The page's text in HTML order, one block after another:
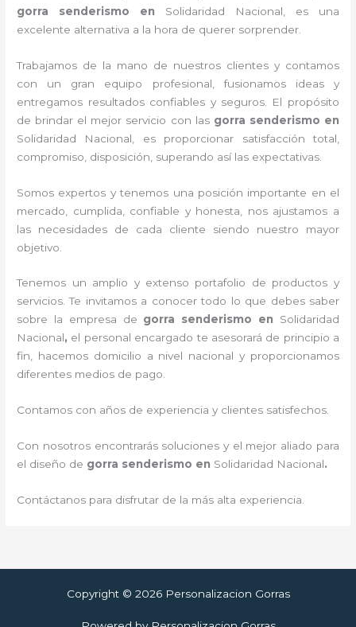
gorra senderismo en Solidaridad Nacional, es una
excelente alternativa a la hora de querer sorprender.
Trabajamos de la mano de nuestros clientes y contamos
con un gran equipo profesional, fusionamos ideas y
entregamos resultados confiables y seguros. El propósito
de brindar el mejor servicio con las gorra senderismo en
Solidaridad Nacional, es proporcionar satisfacción total,
compromiso, disposición, superando así las expectativas.
Somos expertos y tenemos una posición importante en el
mercado, cumplida, confiable y honesta, nos ajustamos a
las necesidades de cada cliente siendo nuestro mayor
objetivo.
Tenemos un amplio y extenso portafolio de productos y
servicios. Te invitamos a conocer todo lo que debes saber
sobre la empresa de gorra senderismo en Solidaridad
Nacional, el personal encargado te asesorará de principio a
fin, hacemos domicilio a nivel nacional y proporcionamos
diferentes medios de pago.
Contamos con años de experiencia y clientes satisfechos.
Con nosotros encontrarás soluciones y el mejor aliado para
el diseño de gorra senderismo en Solidaridad Nacional.
Contáctanos para disfrutar de la más alta experiencia.
Copyright © 2026 Personalizacion Gorras